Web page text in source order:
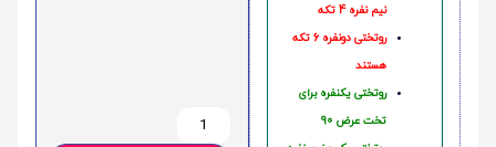
نیم نفره 4 تکه
روتختی دونفره 6 تکه
هستند
روتختی یکنفره برای
تخت عرض 90